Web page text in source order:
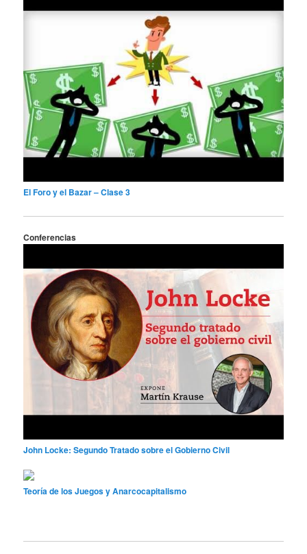
El Foro y el Bazar – Clase 3
Conferencias
John Locke: Segundo Tratado sobre el Gobierno Civil
Teoría de los Juegos y Anarcocapitalismo